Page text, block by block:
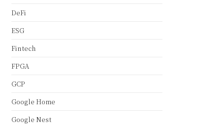
DeFi
ESG
Fintech
FPGA
GCP
Google Home
Google Nest